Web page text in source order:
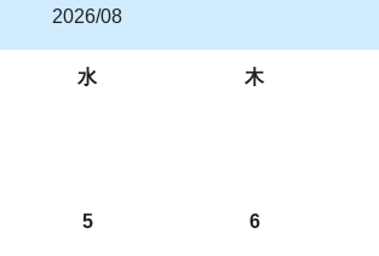
2026/08
水 木
5 6